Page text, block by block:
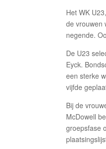
Het WK
de vrouwen
negende.
De U23
Eyck.
een sterke
vijfde
Bij de
McDowell
groepsfase